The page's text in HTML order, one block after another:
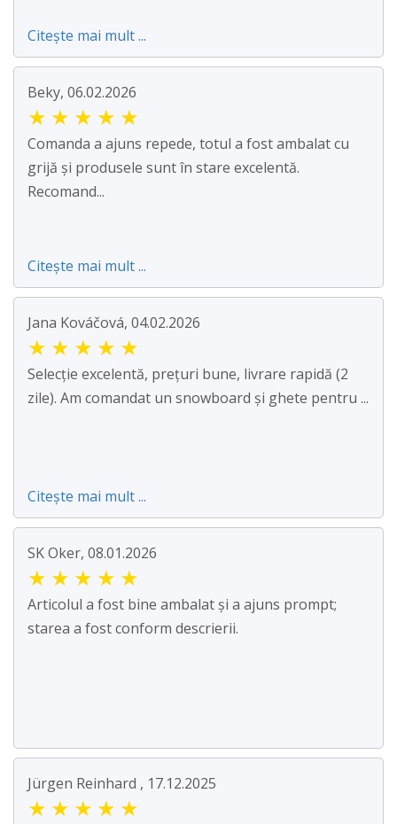
Citește mai mult ...
Beky, 06.02.2026
★ ★ ★ ★ ★
Comanda a ajuns repede, totul a fost ambalat cu
grijă și produsele sunt în stare excelentă.
Recomand...
Citește mai mult ...
Jana Kováčová, 04.02.2026
★ ★ ★ ★ ★
Selecție excelentă, prețuri bune, livrare rapidă (2
zile). Am comandat un snowboard și ghete pentru ...
Citește mai mult ...
SK Oker, 08.01.2026
★ ★ ★ ★ ★
Articolul a fost bine ambalat și a ajuns prompt;
starea a fost conform descrierii.
Jürgen Reinhard , 17.12.2025
★ ★ ★ ★ ★